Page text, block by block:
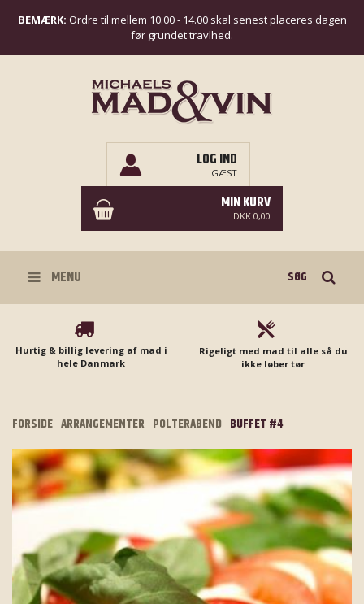
BEMÆRK: Ordre til mellem 10.00 - 14.00 skal senest placeres dagen
før grundet travlhed.
LOG IND
GÆST
MIN KURV
DKK 0,00
MENU
Hurtig & billig levering af mad i
hele Danmark
Rigeligt med mad til alle så du
ikke løber tør
FORSIDE ARRANGEMENTER POLTERABEND BUFFET #4